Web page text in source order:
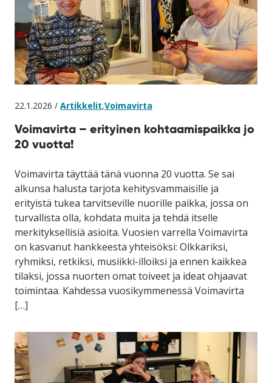
22.1.2026 / Artikkelit,Voimavirta
Voimavirta – erityinen kohtaamispaikka jo
20 vuotta!
Voimavirta täyttää tänä vuonna 20 vuotta. Se sai
alkunsa halusta tarjota kehitysvammaisille ja
erityistä tukea tarvitseville nuorille paikka, jossa on
turvallista olla, kohdata muita ja tehdä itselle
merkityksellisiä asioita. Vuosien varrella Voimavirta
on kasvanut hankkeesta yhteisöksi: Olkkariksi,
ryhmiksi, retkiksi, musiikki-illoiksi ja ennen kaikkea
tilaksi, jossa nuorten omat toiveet ja ideat ohjaavat
toimintaa. Kahdessa vuosikymmenessä Voimavirta
[…]